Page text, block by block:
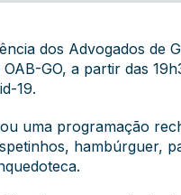
dos Advogados de
GO, a partir das
19.
uma programação
hambúrguer,